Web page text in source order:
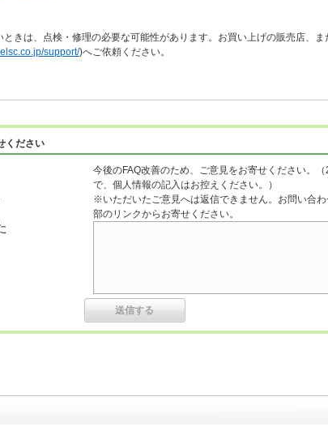
きは、点検・修理の必要な可能性があります。お買い上げの販売店、
support/)へご依頼ください。
ください
今後のFAQ改善のため、ご意見をお寄せください。
で、個人情報の記入はお控えください。）
※いただいたご意見へは返信できません。お問い合
部のリンクからお寄せください。